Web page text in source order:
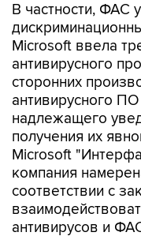
В частности, ФАС
Microsoft ввела
антивирусного
сторонних
антивирусного
надлежащего
получения их
Microsoft
компания
соответствии с
антивирусов и